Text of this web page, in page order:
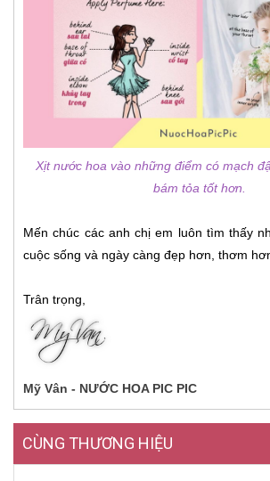
Xịt nước hoa vào những điểm có mạch
bám tỏa tốt hơn.
Mến chúc các anh chị em luôn tìm thấy
cuộc sống và ngày càng đẹp hơn, thơm
Trân trọng,
Mỹ Vân - NƯỚC HOA PIC PIC
CÙNG THƯƠNG HIỆU